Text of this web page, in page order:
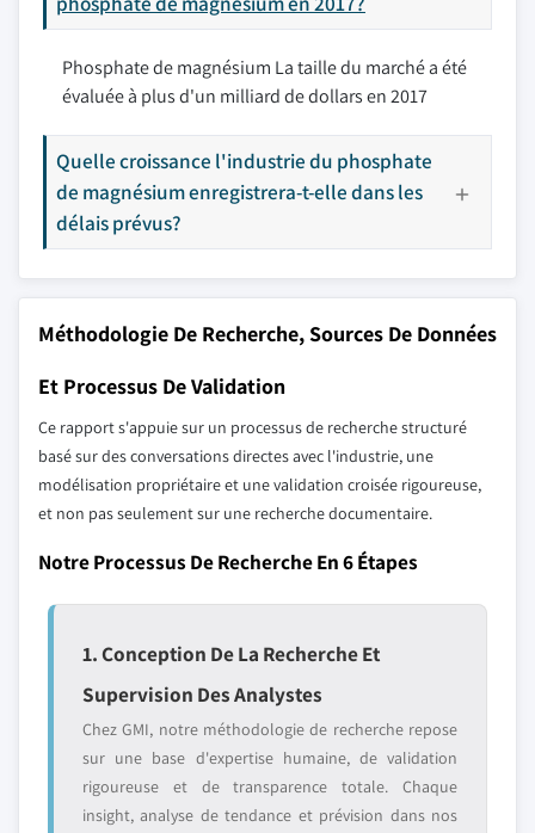
Phosphate de magnésium La taille du marché a été
évaluée à plus d'un milliard de dollars en 2017
Quelle croissance l'industrie du phosphate
de magnésium enregistrera-t-elle dans les
délais prévus?
Méthodologie De Recherche, Sources De Données
Et Processus De Validation
Ce rapport s'appuie sur un processus de recherche structuré
basé sur des conversations directes avec l'industrie, une
modélisation propriétaire et une validation croisée rigoureuse,
et non pas seulement sur une recherche documentaire.
Notre Processus De Recherche En 6 Étapes
1. Conception De La Recherche Et
Supervision Des Analystes
Chez GMI, notre méthodologie de recherche repose
sur une base d'expertise humaine, de validation
rigoureuse et de transparence totale. Chaque
insight, analyse de tendance et prévision dans nos